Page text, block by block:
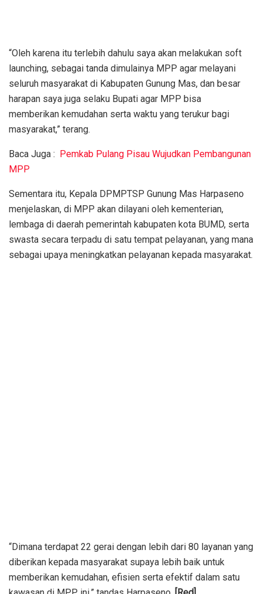
“Oleh karena itu terlebih dahulu saya akan melakukan soft
launching, sebagai tanda dimulainya MPP agar melayani
seluruh masyarakat di Kabupaten Gunung Mas, dan besar
harapan saya juga selaku Bupati agar MPP bisa
memberikan kemudahan serta waktu yang terukur bagi
masyarakat,” terang.
Baca Juga : Pemkab Pulang Pisau Wujudkan Pembangunan
MPP
Sementara itu, Kepala DPMPTSP Gunung Mas Harpaseno
menjelaskan, di MPP akan dilayani oleh kementerian,
lembaga di daerah pemerintah kabupaten kota BUMD, serta
swasta secara terpadu di satu tempat pelayanan, yang mana
sebagai upaya meningkatkan pelayanan kepada masyarakat.
“Dimana terdapat 22 gerai dengan lebih dari 80 layanan yang
diberikan kepada masyarakat supaya lebih baik untuk
memberikan kemudahan, efisien serta efektif dalam satu